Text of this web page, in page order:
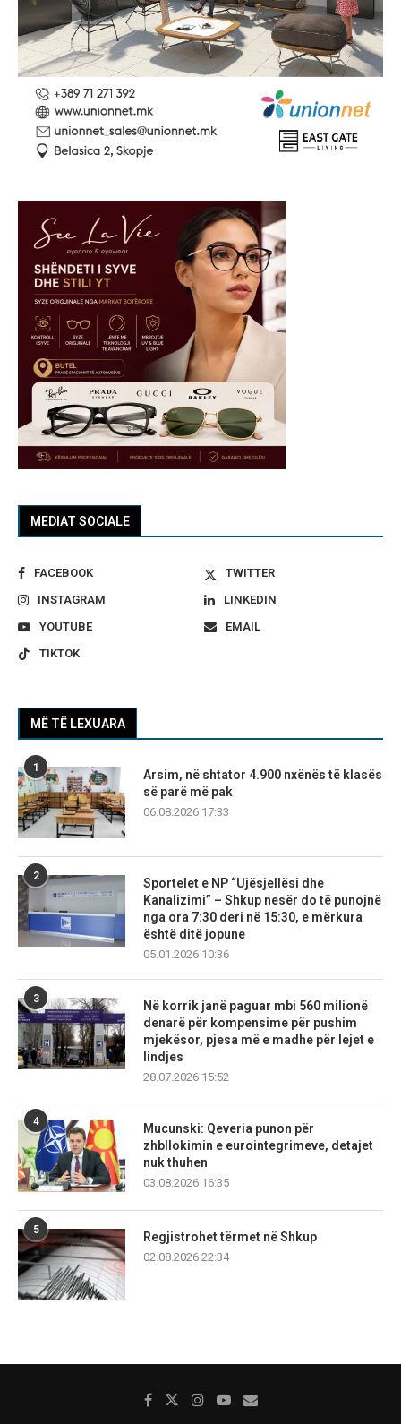
MEDIAT SOCIALE
FACEBOOK
TWITTER
INSTAGRAM
LINKEDIN
YOUTUBE
EMAIL
TIKTOK
MË TË LEXUARA
1
Arsim, në shtator 4.900 nxënës të klasës
së parë më pak
06.08.2026 17:33
2
Sportelet e NP “Ujësjellësi dhe
Kanalizimi” – Shkup nesër do të punojnë
nga ora 7:30 deri në 15:30, e mërkura
është ditë jopune
05.01.2026 10:36
3
Në korrik janë paguar mbi 560 milionë
denarë për kompensime për pushim
mjekësor, pjesa më e madhe për lejet e
lindjes
28.07.2026 15:52
4
Mucunski: Qeveria punon për
zhbllokimin e eurointegrimeve, detajet
nuk thuhen
03.08.2026 16:35
5
Regjistrohet tërmet në Shkup
02.08.2026 22:34